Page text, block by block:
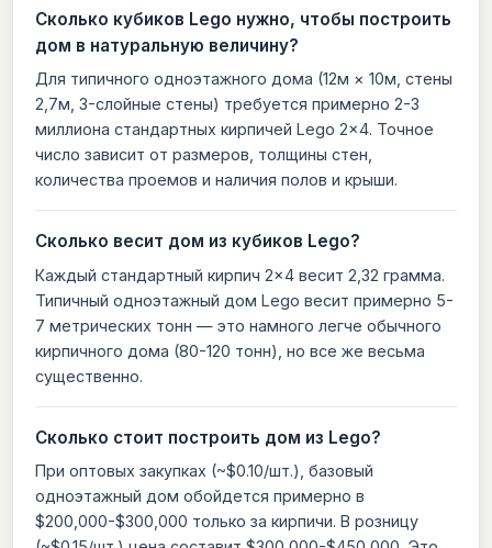
Сколько кубиков Lego нужно, чтобы построить
дом в натуральную величину?
Для типичного одноэтажного дома (12м × 10м, стены
2,7м, 3-слойные стены) требуется примерно 2-3
миллиона стандартных кирпичей Lego 2×4. Точное
число зависит от размеров, толщины стен,
количества проемов и наличия полов и крыши.
Сколько весит дом из кубиков Lego?
Каждый стандартный кирпич 2×4 весит 2,32 грамма.
Типичный одноэтажный дом Lego весит примерно 5-
7 метрических тонн — это намного легче обычного
кирпичного дома (80-120 тонн), но все же весьма
существенно.
Сколько стоит построить дом из Lego?
При оптовых закупках (~$0.10/шт.), базовый
одноэтажный дом обойдется примерно в
$200,000-$300,000 только за кирпичи. В розницу